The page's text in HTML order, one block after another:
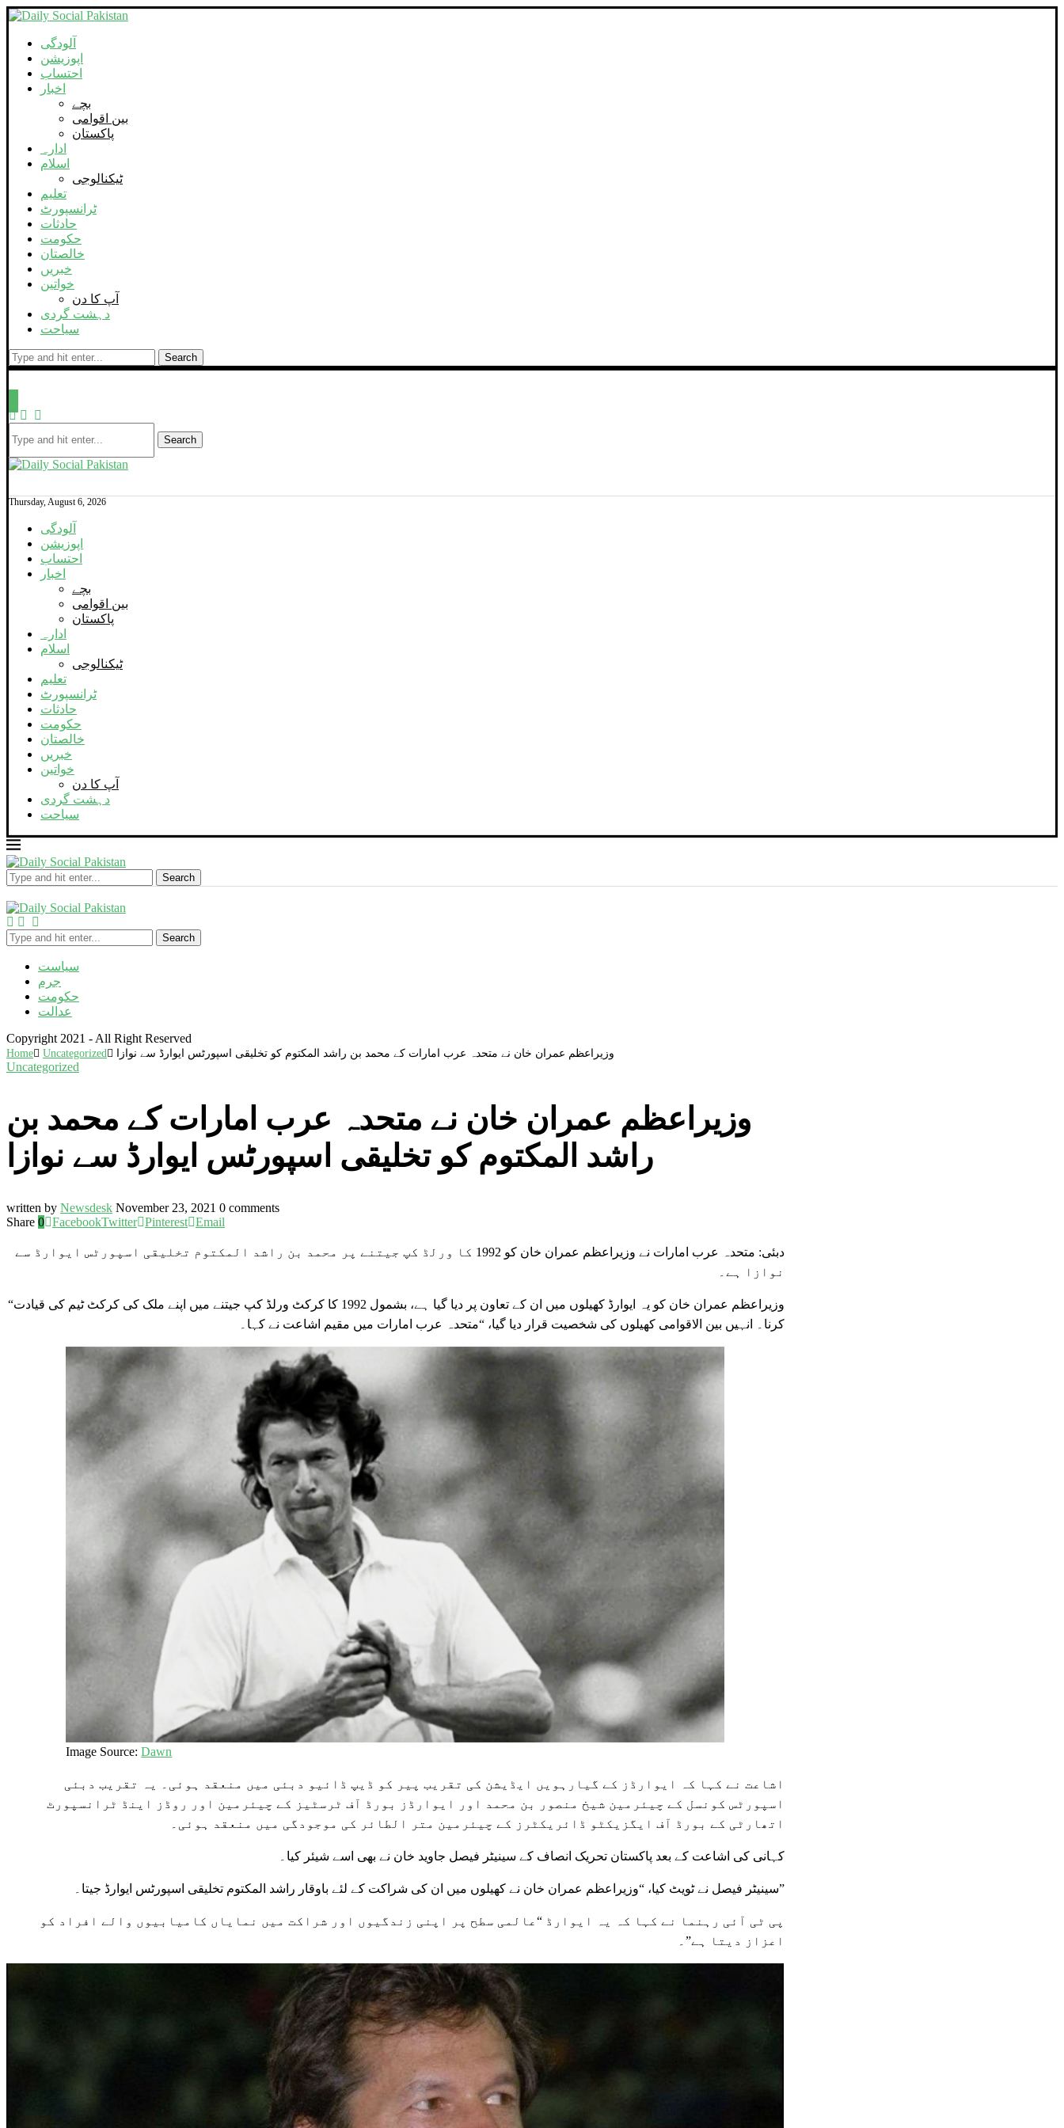
آلودگی
اپوزیشن
احتساب
اخبار
بچے
بین اقوامی
پاکستان
ادارہ
اسلام
ٹیکنالوجی
تعلیم
ٹرانسپورٹ
حادثات
حکومت
خالصتان
خبریں
خواتین
آپ کا دن
دہشت گردی
سیاحت
Search
Search
Thursday, August 6, 2026
آلودگی
اپوزیشن
احتساب
اخبار
بچے
بین اقوامی
پاکستان
ادارہ
اسلام
ٹیکنالوجی
تعلیم
ٹرانسپورٹ
حادثات
حکومت
خالصتان
خبریں
خواتین
آپ کا دن
دہشت گردی
سیاحت
Search
Search
سیاست
جرم
حکومت
عدالت
Copyright 2021 - All Right Reserved
Home Uncategorized وزیراعظم عمران خان نے متحدہ عرب امارات کے محمد بن راشد المکتوم کو تخلیقی اسپورٹس ایوارڈ سے نوازا
Uncategorized
وزیراعظم عمران خان نے متحدہ عرب امارات کے محمد بن
راشد المکتوم کو تخلیقی اسپورٹس ایوارڈ سے نوازا
written by Newsdesk November 23, 2021 0 comments
Share 0 FacebookTwitter Pinterest Email
دبئی: متحدہ عرب امارات نے وزیراعظم عمران خان کو 1992 کا ورلڈ کپ جیتنے پر محمد بن راشد المکتوم تخلیقی اسپورٹس ایوارڈ سے
نوازا ہے۔
“وزیراعظم عمران خان کو یہ ایوارڈ کھیلوں میں ان کے تعاون پر دیا گیا ہے، بشمول 1992 کا کرکٹ ورلڈ کپ جیتنے میں اپنے ملک کی کرکٹ ٹیم کی قیادت
کرنا۔ انہیں بین الاقوامی کھیلوں کی شخصیت قرار دیا گیا، “متحدہ عرب امارات میں مقیم اشاعت نے کہا۔
Image Source:Dawn
اشاعت نے کہا کہ ایوارڈز کے گیارہویں ایڈیشن کی تقریب پیر کو ڈیپ ڈائیو دبئی میں منعقد ہوئی۔ یہ تقریب دبئی
اسپورٹس کونسل کے چیئرمین شیخ منصور بن محمد اور ایوارڈز بورڈ آف ٹرسٹیز کے چیئرمین اور روڈز اینڈ ٹرانسپورٹ
اتھارٹی کے بورڈ آف ایگزیکٹو ڈائریکٹرز کے چیئرمین متر الطائر کی موجودگی میں منعقد ہوئی۔
کہانی کی اشاعت کے بعد پاکستان تحریک انصاف کے سینیٹر فیصل جاوید خان نے بھی اسے شیئر کیا۔
سینیٹر فیصل نے ٹویٹ کیا، “وزیراعظم عمران خان نے کھیلوں میں ان کی شراکت کے لئے باوقار راشد المکتوم تخلیقی اسپورٹس ایوارڈ جیتا۔”
پی ٹی آئی رہنما نے کہا کہ یہ ایوارڈ “عالمی سطح پر اپنی زندگیوں اور شراکت میں نمایاں کامیابیوں والے افراد کو
اعزاز دیتا ہے”۔